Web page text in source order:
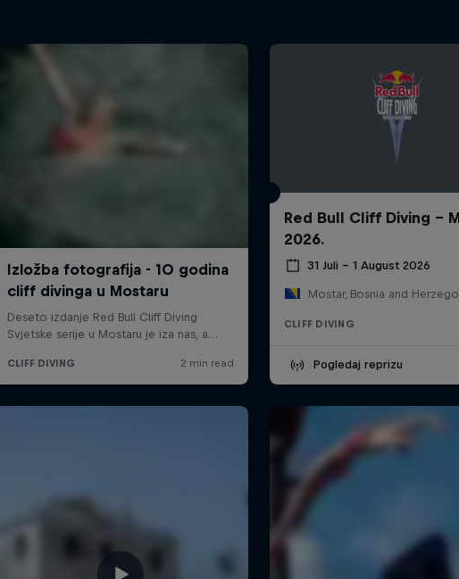
Red Bull Cliff Diving -
2026.
31 Juli – 1 August 2026
Mostar, Bosnia and
CLIFF DIVING
Pogledaj reprizu